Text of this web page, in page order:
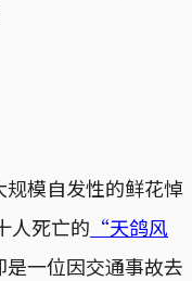
规模自发性的鲜花悼
人死亡的 “天鸽风
一位因交通事故去